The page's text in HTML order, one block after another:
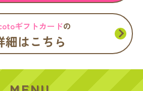
ギフトカードの
細はこちら